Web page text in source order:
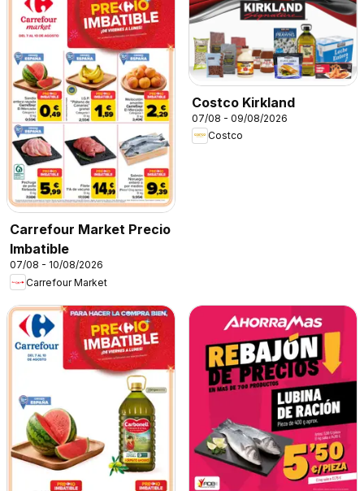
Carrefour Market Precio
Imbatible
07/08 - 10/08/2026
Carrefour Market
Costco Kirkland
07/08 - 09/08/2026
Costco